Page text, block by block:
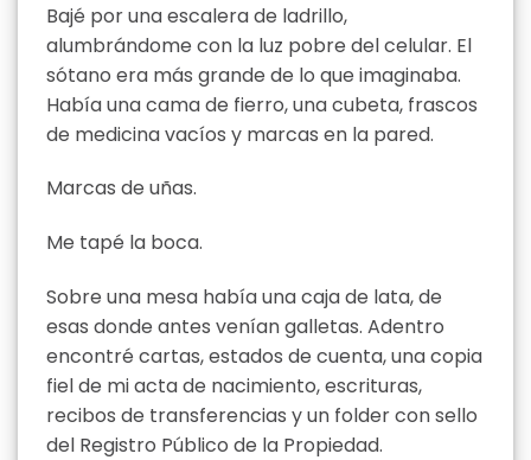
Bajé por una escalera de ladrillo,
alumbrándome con la luz pobre del celular. El
sótano era más grande de lo que imaginaba.
Había una cama de fierro, una cubeta, frascos
de medicina vacíos y marcas en la pared.
Marcas de uñas.
Me tapé la boca.
Sobre una mesa había una caja de lata, de
esas donde antes venían galletas. Adentro
encontré cartas, estados de cuenta, una copia
fiel de mi acta de nacimiento, escrituras,
recibos de transferencias y un folder con sello
del Registro Público de la Propiedad.